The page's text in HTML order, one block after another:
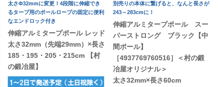
太さΦ32mmに変更！4段階に伸縮でき
るタープ用のポールロープの固定に便利
なエンドロック付き
伸縮アルミタープポール レッド
太さ32mm（先端29mm）×長さ
185・195・205・215cm 【村
の鍛冶屋】
別売りの本体に繋げると、なんと長さが
243～283cmに！
伸縮アルミタープポール スー
パーストロング ブラック【中
間ポール】
［4937769760516］＜村の鍛
冶屋オリジナル＞
太さ32mm×長さ60cm